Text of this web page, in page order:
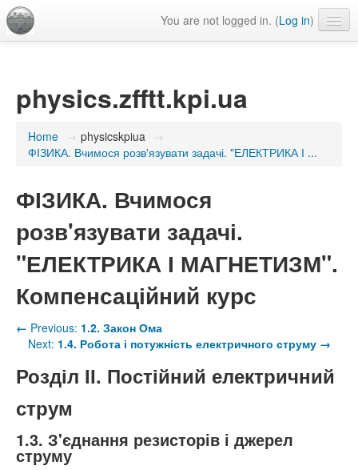
You are not logged in. (Log in)
physics.zfftt.kpi.ua
Home → physicskpiua →
ФІЗИКА. Вчимося розв'язувати задачі. "ЕЛЕКТРИКА І ...
ФІЗИКА. Вчимося
розв'язувати задачі.
"ЕЛЕКТРИКА І МАГНЕТИЗМ".
Компенсаційний курс
← Previous: 1.2. Закон Ома
Next: 1.4. Робота і потужність електричного струму→
Розділ ІІ. Постійний електричний
струм
1.3. З'єднання резисторів і джерел
струму